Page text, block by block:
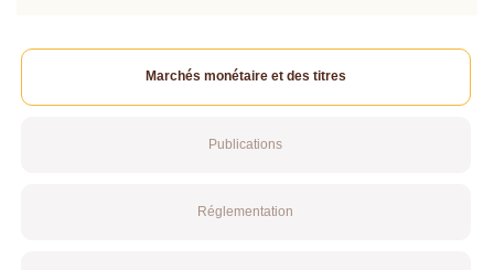
Marchés monétaire et des titres
Publications
Réglementation